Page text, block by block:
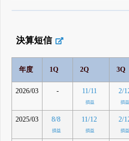
登録すると永久30%OFFと米株
決算短信
年度 1Q 2Q 3Q
2026/03 - 11/11
損益
2/
損益
2025/03 8/8
損益
11/12
損益
2/
損益